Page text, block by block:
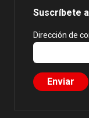
Suscríbete
Dirección de